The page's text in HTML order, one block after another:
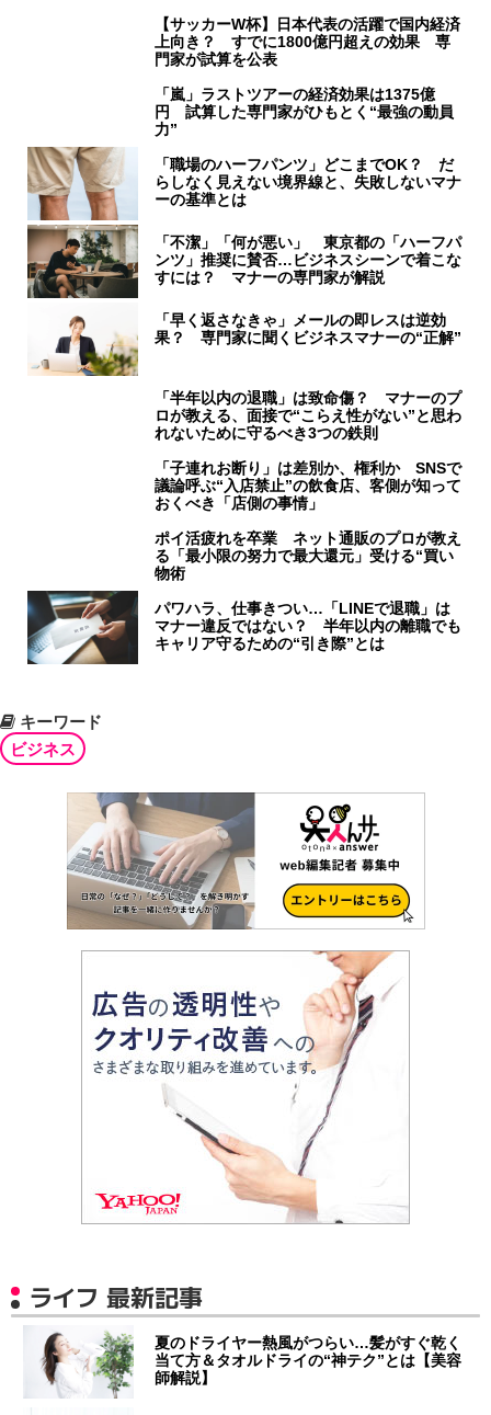
【サッカーW杯】日本代表の活躍で国内経済
上向き？ すでに1800億円超えの効果 専
門家が試算を公表
「嵐」ラストツアーの経済効果は1375億
円 試算した専門家がひもとく“最強の動員
力”
「職場のハーフパンツ」どこまでOK？ だ
らしなく見えない境界線と、失敗しないマナ
ーの基準とは
「不潔」「何が悪い」 東京都の「ハーフパ
ンツ」推奨に賛否…ビジネスシーンで着こな
すには？ マナーの専門家が解説
「早く返さなきゃ」メールの即レスは逆効
果？ 専門家に聞くビジネスマナーの“正解”
「半年以内の退職」は致命傷？ マナーのプ
ロが教える、面接で“こらえ性がない”と思わ
れないために守るべき3つの鉄則
「子連れお断り」は差別か、権利か SNSで
議論呼ぶ“入店禁止”の飲食店、客側が知って
おくべき「店側の事情」
ポイ活疲れを卒業 ネット通販のプロが教え
る「最小限の努力で最大還元」受ける“買い
物術
パワハラ、仕事きつい…「LINEで退職」は
マナー違反ではない？ 半年以内の離職でも
キャリア守るための“引き際”とは
キーワード
ビジネス
ライフ 最新記事
夏のドライヤー熱風がつらい…髪がすぐ乾く
当て方＆タオルドライの“神テク”とは【美容
師解説】